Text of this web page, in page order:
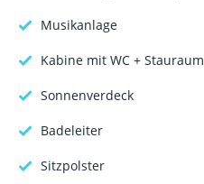
Musikanlage
Kabine mit WC + Stauraum
Sonnenverdeck
Badeleiter
Sitzpolster